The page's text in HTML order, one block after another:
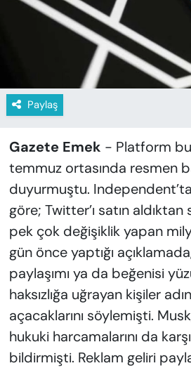
Paylaş
Gazete Emek - Platform
temmuz ortasında resmen
duyurmuştu.
göre; Twitter’ı satın
pek çok değişiklik yapan
gün önce yaptığı
paylaşımı ya da beğenisi
haksızlığa uğrayan kişiler
açacaklarını söylemişti.
hukuki harcamalarını da
bildirmişti. Reklam geliri
KÜLTÜR-SANAT
MAGAZİN
ÖZEL HABER
SİYASET
VAN VE DİYARBAKIR